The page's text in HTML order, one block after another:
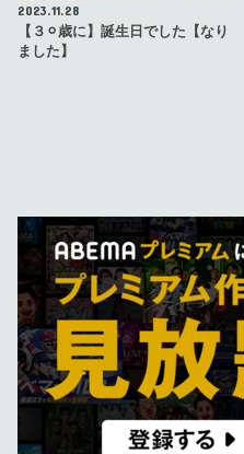
2023.11.28
【３⚪︎歳に】誕生日でした【なり
ました】